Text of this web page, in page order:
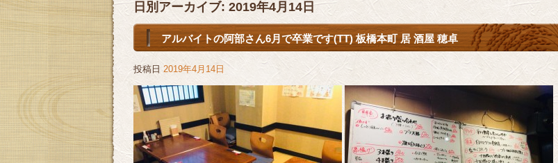
日別アーカイブ: 2019年4月14日
アルバイトの阿部さん6月で卒業です(TT) 板橋本町 居 酒屋 穂卓
投稿日 2019年4月14日